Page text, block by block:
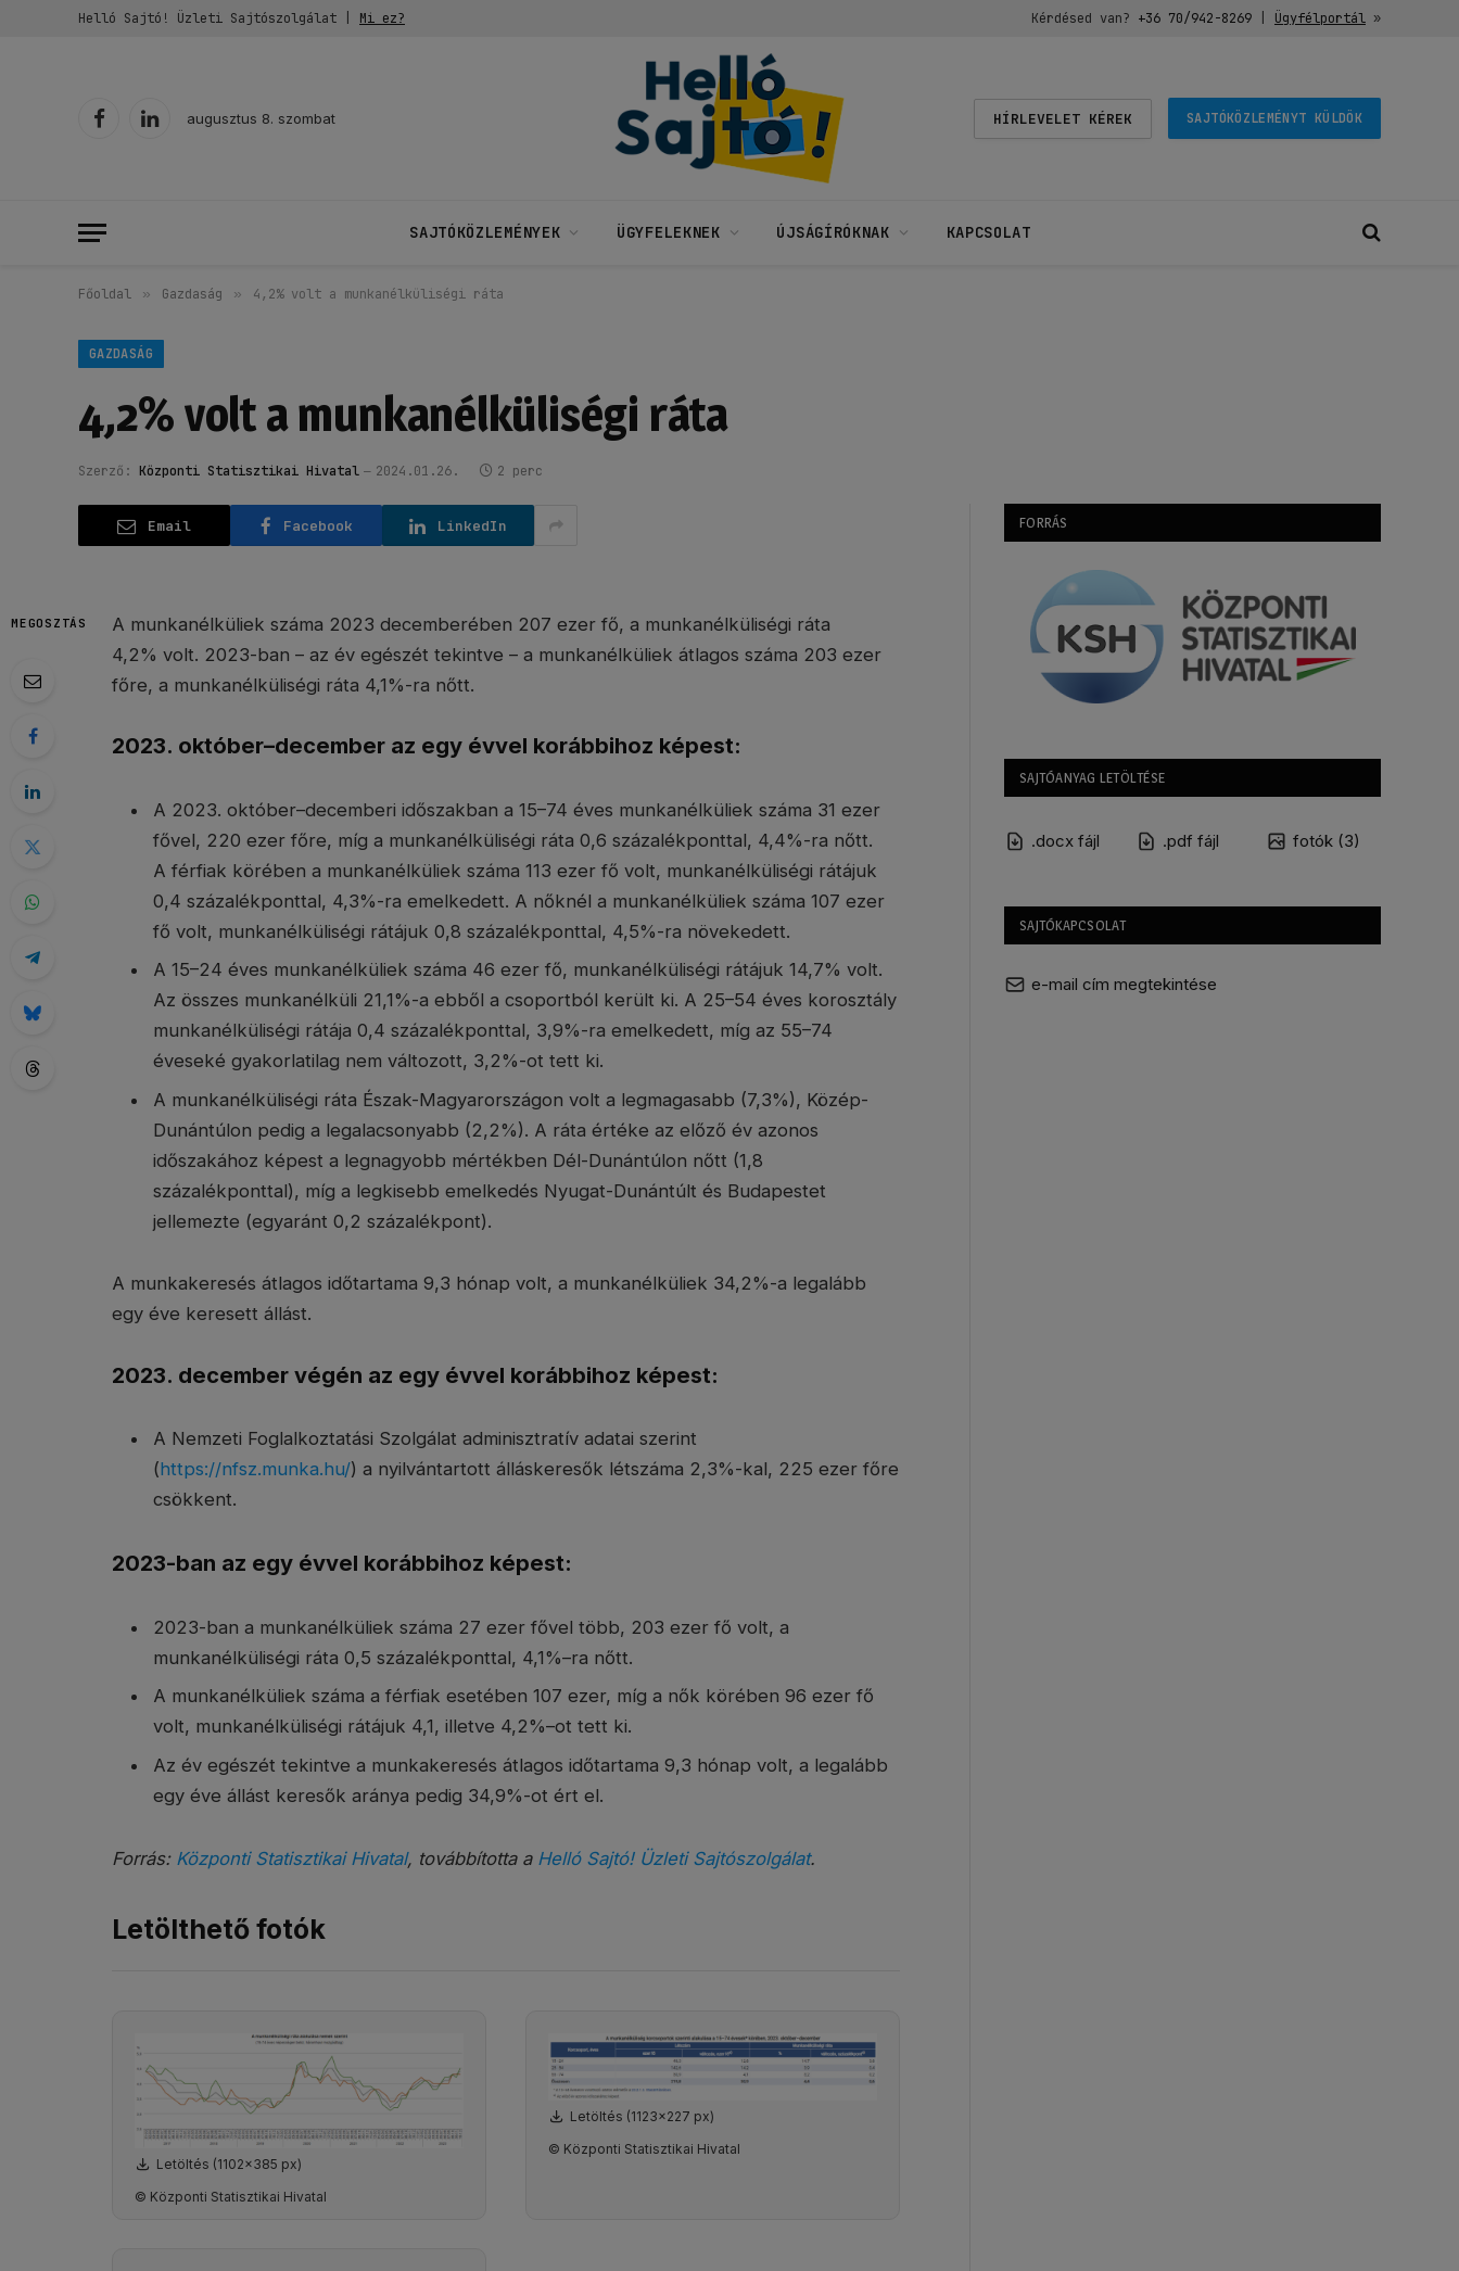
Helló Sajtó! Üzleti Sajtószolgálat | Mi ez? Kérdésed van? +36 70/942-8269| Ügyfélportál»
FacebookLinkedIn
augusztus 8. szombat HÍRLEVELET KÉREK SAJTÓKÖZLEMÉNYT KÜLDÖK
SAJTÓKÖZLEMÉNYEK ÜGYFELEKNEK ÚJSÁGÍRÓKNAK KAPCSOLAT
Főoldal » Gazdaság » 4,2% volt a munkanélküliségi ráta
GAZDASÁG
4,2% volt a munkanélküliségi ráta
Szerző: Központi Statisztikai Hivatal 2024.01.26. 2 perc
Email Facebook LinkedIn
MEGOSZTÁS
A munkanélküliek száma 2023 decemberében 207 ezer fő, a munkanélküliségi ráta
4,2% volt. 2023-ban – az év egészét tekintve – a munkanélküliek átlagos száma 203 ezer
főre, a munkanélküliségi ráta 4,1%-ra nőtt.
2023. október–december az egy évvel korábbihoz képest:
A 2023. október–decemberi időszakban a 15–74 éves munkanélküliek száma 31 ezer
fővel, 220 ezer főre, míg a munkanélküliségi ráta 0,6 százalékponttal, 4,4%-ra nőtt.
A férfiak körében a munkanélküliek száma 113 ezer fő volt, munkanélküliségi rátájuk
0,4 százalékponttal, 4,3%-ra emelkedett. A nőknél a munkanélküliek száma 107 ezer
fő volt, munkanélküliségi rátájuk 0,8 százalékponttal, 4,5%-ra növekedett.
A 15–24 éves munkanélküliek száma 46 ezer fő, munkanélküliségi rátájuk 14,7% volt.
Az összes munkanélküli 21,1%-a ebből a csoportból került ki. A 25–54 éves korosztály
munkanélküliségi rátája 0,4 százalékponttal, 3,9%-ra emelkedett, míg az 55–74
éveseké gyakorlatilag nem változott, 3,2%-ot tett ki.
A munkanélküliségi ráta Észak-Magyarországon volt a legmagasabb (7,3%), Közép-
Dunántúlon pedig a legalacsonyabb (2,2%). A ráta értéke az előző év azonos
időszakához képest a legnagyobb mértékben Dél-Dunántúlon nőtt (1,8
százalékponttal), míg a legkisebb emelkedés Nyugat-Dunántúlt és Budapestet
jellemezte (egyaránt 0,2 százalékpont).
A munkakeresés átlagos időtartama 9,3 hónap volt, a munkanélküliek 34,2%-a legalább
egy éve keresett állást.
2023. december végén az egy évvel korábbihoz képest:
A Nemzeti Foglalkoztatási Szolgálat adminisztratív adatai szerint
(https://nfsz.munka.hu/) a nyilvántartott álláskeresők létszáma 2,3%-kal, 225 ezer főre
csökkent.
2023-ban az egy évvel korábbihoz képest:
2023-ban a munkanélküliek száma 27 ezer fővel több, 203 ezer fő volt, a
munkanélküliségi ráta 0,5 százalékponttal, 4,1%–ra nőtt.
A munkanélküliek száma a férfiak esetében 107 ezer, míg a nők körében 96 ezer fő
volt, munkanélküliségi rátájuk 4,1, illetve 4,2%–ot tett ki.
Az év egészét tekintve a munkakeresés átlagos időtartama 9,3 hónap volt, a legalább
egy éve állást keresők aránya pedig 34,9%-ot ért el.
Forrás: Központi Statisztikai Hivatal, továbbította a Helló Sajtó! Üzleti Sajtószolgálat.
Letölthető fotók
Letöltés (1102x385 px)
© Központi Statisztikai Hivatal
Letöltés (1123x227 px)
© Központi Statisztikai Hivatal
FORRÁS
SAJTÓANYAG LETÖLTÉSE
.docx fájl .pdf fájl fotók (3)
SAJTÓKAPCSOLAT
e-mail cím megtekintése